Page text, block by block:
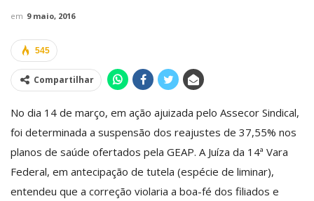
em 9 maio, 2016
545
Compartilhar
No dia 14 de março, em ação ajuizada pelo Assecor Sindical,
foi determinada a suspensão dos reajustes de 37,55% nos
planos de saúde ofertados pela GEAP. A Juíza da 14ª Vara
Federal, em antecipação de tutela (espécie de liminar),
entendeu que a correção violaria a boa-fé dos filiados e